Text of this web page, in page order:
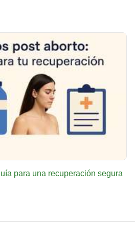
para una recuperación segura